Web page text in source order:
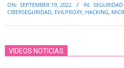
09-
ON: SEPTEMBER 19, 2022 IN:
CIBERSEGURIDAD EVILPROXY HACKING
VIDEOS NOTICIAS